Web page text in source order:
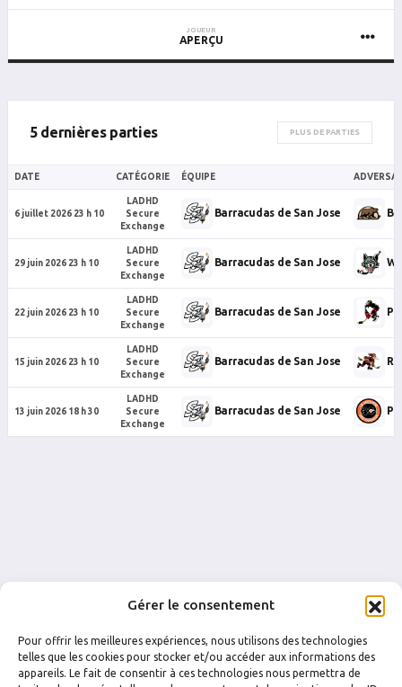
Gérer le consentement
Pour offrir les meilleures expériences, nous utilisons des technologies
telles que les cookies pour stocker et/ou accéder aux informations des
appareils. Le fait de consentir à ces technologies nous permettra de
JOUEUR
APERÇU
5 dernières parties PLUS DE PARTIES
DATE CATÉGORIE ÉQUIPE
6 juillet 2026 23 h 10
LADHD
Secure
Exchange
Barracudas de San Jose
29 juin 2026 23 h 10
LADHD
Secure
Exchange
Barracudas de San Jose
22 juin 2026 23 h 10
LADHD
Secure
Exchange
Barracudas de San Jose
15 juin 2026 23 h 10
LADHD
Secure
Exchange
Barracudas de San Jose
13 juin 2026 18 h 30
LADHD
Secure
Exchange
Barracudas de San Jose